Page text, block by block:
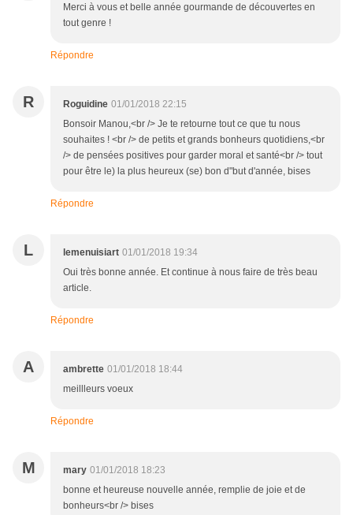
Merci à vous et belle année gourmande de découvertes en
tout genre !
Répondre
R Roguidine 01/01/2018 22:15
Bonsoir Manou,<br /> Je te retourne tout ce que tu nous
souhaites ! <br /> de petits et grands bonheurs quotidiens,<br
/> de pensées positives pour garder moral et santé<br /> tout
pour être le) la plus heureux (se) bon d"but d'année, bises
Répondre
L lemenuisiart 01/01/2018 19:34
Oui très bonne année. Et continue à nous faire de très beau
article.
Répondre
A ambrette 01/01/2018 18:44
meillleurs voeux
Répondre
M mary 01/01/2018 18:23
bonne et heureuse nouvelle année, remplie de joie et de
bonheurs<br /> bises